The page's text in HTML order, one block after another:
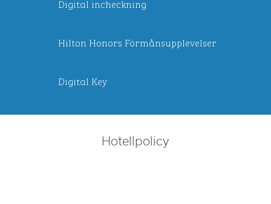
Digital incheckning
Hilton Honors Förmånsupplevelser
Digital Key
Hotellpolicy